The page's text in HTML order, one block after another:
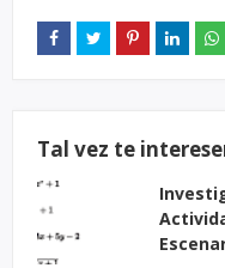
Tal vez te